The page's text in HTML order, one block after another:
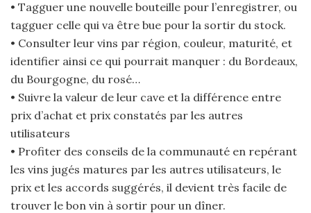
• Tagguer une nouvelle bouteille pour l’enregistrer, ou
tagguer celle qui va être bue pour la sortir du stock.
• Consulter leur vins par région, couleur, maturité, et
identifier ainsi ce qui pourrait manquer : du Bordeaux,
du Bourgogne, du rosé…
• Suivre la valeur de leur cave et la différence entre
prix d’achat et prix constatés par les autres
utilisateurs
• Profiter des conseils de la communauté en repérant
les vins jugés matures par les autres utilisateurs, le
prix et les accords suggérés, il devient très facile de
trouver le bon vin à sortir pour un dîner.